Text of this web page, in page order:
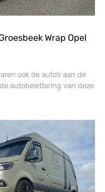
Wrap Opel
ook de auto’s aan de
autobelettering van deze